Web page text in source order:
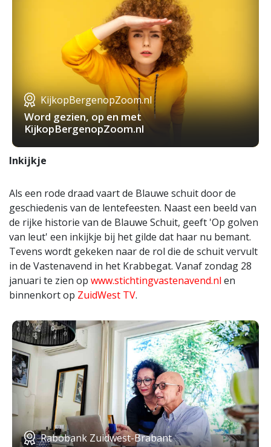
KijkopBergenopZoom.nl
Word gezien, op en met
KijkopBergenopZoom.nl
Inkijkje
Als een rode draad vaart de Blauwe schuit door de
geschiedenis van de lentefeesten. Naast een beeld van
de rijke historie van de Blauwe Schuit, geeft 'Op golven
van leut' een inkijkje bij het gilde dat haar nu bemant.
Tevens wordt gekeken naar de rol die de schuit vervult
in de Vastenavend in het Krabbegat. Vanaf zondag 28
januari te zien op www.stichtingvastenavend.nl en
binnenkort op ZuidWest TV.
Rabobank Zuidwest-Brabant